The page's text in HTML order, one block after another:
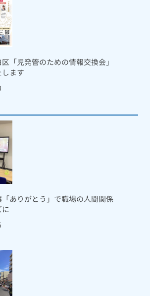
「児発管のための情報交換会」
ます
ありがとう」で職場の人間関係